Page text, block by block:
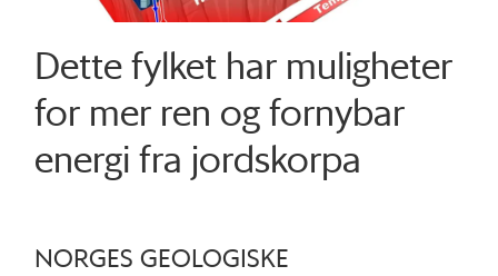
Dette fylket har muligheter
for mer ren og fornybar
energi fra jordskorpa
NORGES GEOLOGISKE